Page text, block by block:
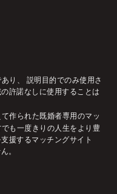
り、 説明目的でのみ使用さ
許諾なしに使用することは
作られた既婚者専用のマッ
も一度きりの人生をより豊
援するマッチングサイト
。